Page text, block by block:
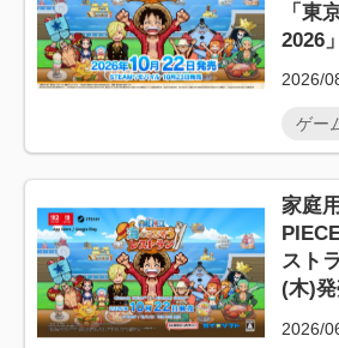
「東
2026
2026/
ゲー
家庭
スト
(木)
2026/